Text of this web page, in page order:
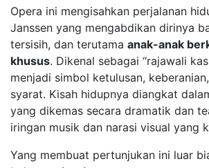
Opera ini mengisahkan perjalanan
Janssen yang mengabdikan dirinya
tersisih, dan terutama anak-anak
khusus. Dikenal sebagai “rajawali
menjadi simbol ketulusan,
syarat. Kisah hidupnya diangkat
yang dikemas secara dramatik dan
iringan musik dan narasi visual yang
Yang membuat pertunjukan ini luar